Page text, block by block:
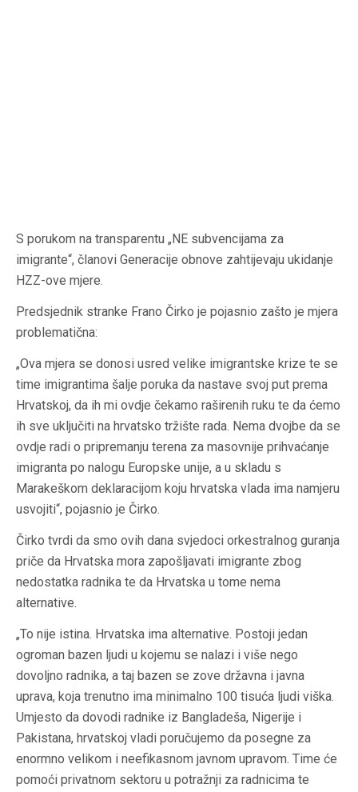
S porukom na transparentu „NE subvencijama za
imigrante“, članovi Generacije obnove zahtijevaju ukidanje
HZZ-ove mjere.
Predsjednik stranke Frano Čirko je pojasnio zašto je mjera
problematična:
„Ova mjera se donosi usred velike imigrantske krize te se
time imigrantima šalje poruka da nastave svoj put prema
Hrvatskoj, da ih mi ovdje čekamo raširenih ruku te da ćemo
ih sve uključiti na hrvatsko tržište rada. Nema dvojbe da se
ovdje radi o pripremanju terena za masovnije prihvaćanje
imigranta po nalogu Europske unije, a u skladu s
Marakeškom deklaracijom koju hrvatska vlada ima namjeru
usvojiti“, pojasnio je Čirko.
Čirko tvrdi da smo ovih dana svjedoci orkestralnog guranja
priče da Hrvatska mora zapošljavati imigrante zbog
nedostatka radnika te da Hrvatska u tome nema
alternative.
„To nije istina. Hrvatska ima alternative. Postoji jedan
ogroman bazen ljudi u kojemu se nalazi i više nego
dovoljno radnika, a taj bazen se zove državna i javna
uprava, koja trenutno ima minimalno 100 tisuća ljudi viška.
Umjesto da dovodi radnike iz Bangladeša, Nigerije i
Pakistana, hrvatskoj vladi poručujemo da posegne za
enormno velikom i neefikasnom javnom upravom. Time će
pomoći privatnom sektoru u potražnji za radnicima te